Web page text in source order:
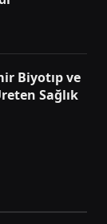
Biyotıp ve
Sağlık